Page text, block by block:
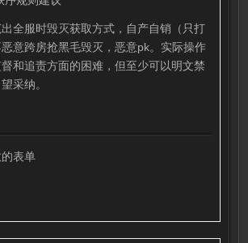
全服时毁灭获取方式，自产自销（只打
意跨房抢黑毛毁灭，恶意pk。实际操作
和追责方面的困难，但至少可以明文禁
采纳。
表单